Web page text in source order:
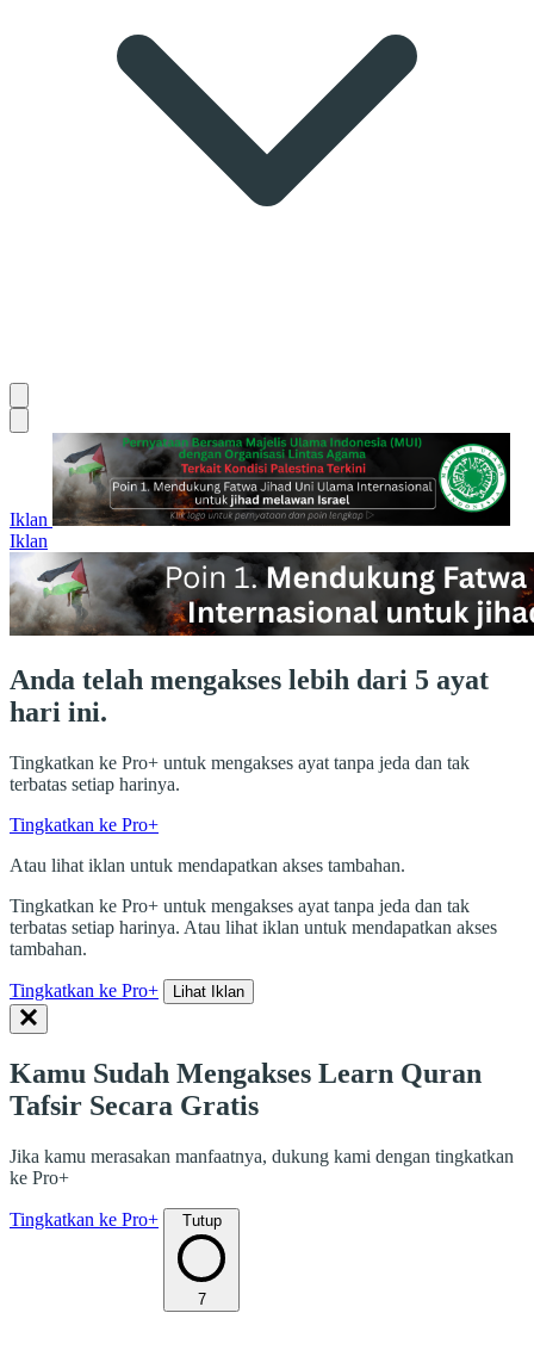
Iklan
Iklan
Anda telah mengakses lebih dari 5 ayat
hari ini.
Tingkatkan ke Pro+ untuk mengakses ayat tanpa jeda dan tak
terbatas setiap harinya.
Tingkatkan ke Pro+
Atau lihat iklan untuk mendapatkan akses tambahan.
Tingkatkan ke Pro+ untuk mengakses ayat tanpa jeda dan tak
terbatas setiap harinya. Atau lihat iklan untuk mendapatkan akses
tambahan.
Tingkatkan ke Pro+ Lihat Iklan
Kamu Sudah Mengakses Learn Quran
Tafsir Secara Gratis
Jika kamu merasakan manfaatnya, dukung kami dengan tingkatkan
ke Pro+
Tingkatkan ke Pro+ Tutup
7